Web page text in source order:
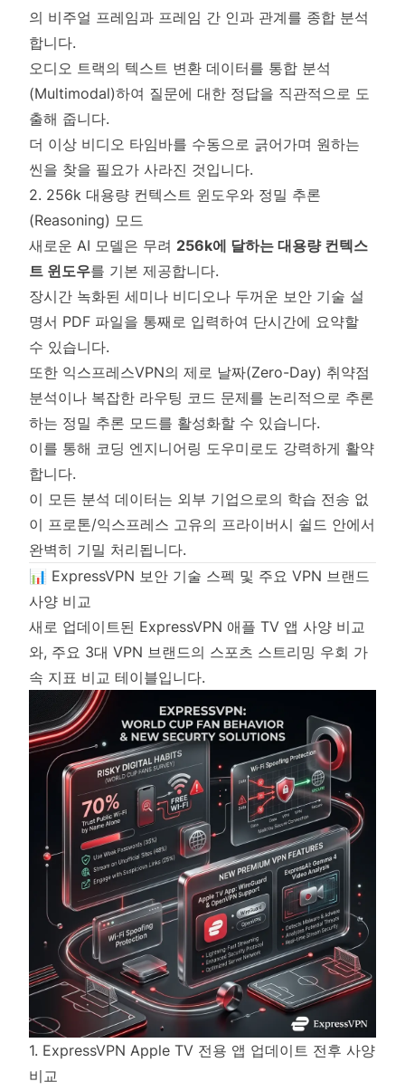
의 비주얼 프레임과 프레임 간 인과 관계를 종합 분석
합니다.
오디오 트랙의 텍스트 변환 데이터를 통합 분석
(Multimodal)하여 질문에 대한 정답을 직관적으로 도
출해 줍니다.
더 이상 비디오 타임바를 수동으로 긁어가며 원하는
씬을 찾을 필요가 사라진 것입니다.
2. 256k 대용량 컨텍스트 윈도우와 정밀 추론
(Reasoning) 모드
새로운 AI 모델은 무려 256k에 달하는 대용량 컨텍스
트 윈도우를 기본 제공합니다.
장시간 녹화된 세미나 비디오나 두꺼운 보안 기술 설
명서 PDF 파일을 통째로 입력하여 단시간에 요약할
수 있습니다.
또한 익스프레스VPN의 제로 날짜(Zero-Day) 취약점
분석이나 복잡한 라우팅 코드 문제를 논리적으로 추론
하는 정밀 추론 모드를 활성화할 수 있습니다.
이를 통해 코딩 엔지니어링 도우미로도 강력하게 활약
합니다.
이 모든 분석 데이터는 외부 기업으로의 학습 전송 없
이 프로톤/익스프레스 고유의 프라이버시 쉴드 안에서
완벽히 기밀 처리됩니다.
📊 ExpressVPN 보안 기술 스펙 및 주요 VPN 브랜드
사양 비교
새로 업데이트된 ExpressVPN 애플 TV 앱 사양 비교
와, 주요 3대 VPN 브랜드의 스포츠 스트리밍 우회 가
속 지표 비교 테이블입니다.
1. ExpressVPN Apple TV 전용 앱 업데이트 전후 사양
비교